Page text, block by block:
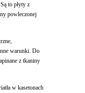
to płyty z
powleczonej
warunki. Do
z tkaniny
w kasetonach